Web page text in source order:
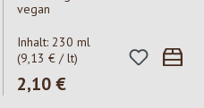
vegan
Inhalt: 230 ml
(9,13 € / lt)
Regulärer Preis:
2,10 €